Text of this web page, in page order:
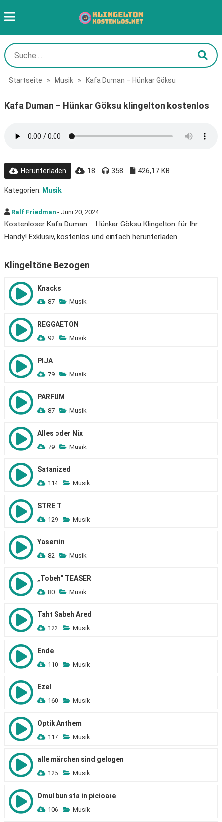
Startseite » Musik » Kafa Duman – Hünkar Göksu
Kafa Duman – Hünkar Göksu klingelton kostenlos
Herunterladen 18 358 426,17 KB
Kategorien: Musik
Ralf Friedman - Juni 20, 2024
Kostenloser Kafa Duman – Hünkar Göksu Klingelton für Ihr
Handy! Exklusiv, kostenlos und einfach herunterladen.
Klingeltöne Bezogen
Knacks
87 Musik
REGGAETON
92 Musik
PIJA
79 Musik
PARFUM
87 Musik
Alles oder Nix
79 Musik
Satanized
114 Musik
STREIT
129 Musik
Yasemin
82 Musik
„Tobeh“ TEASER
80 Musik
Taht Sabeh Ared
122 Musik
Ende
110 Musik
Ezel
160 Musik
Optik Anthem
117 Musik
alle märchen sind gelogen
125 Musik
Omul bun sta in picioare
106 Musik